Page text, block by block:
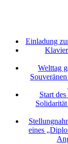
Einladung
Welttag
Start
eines